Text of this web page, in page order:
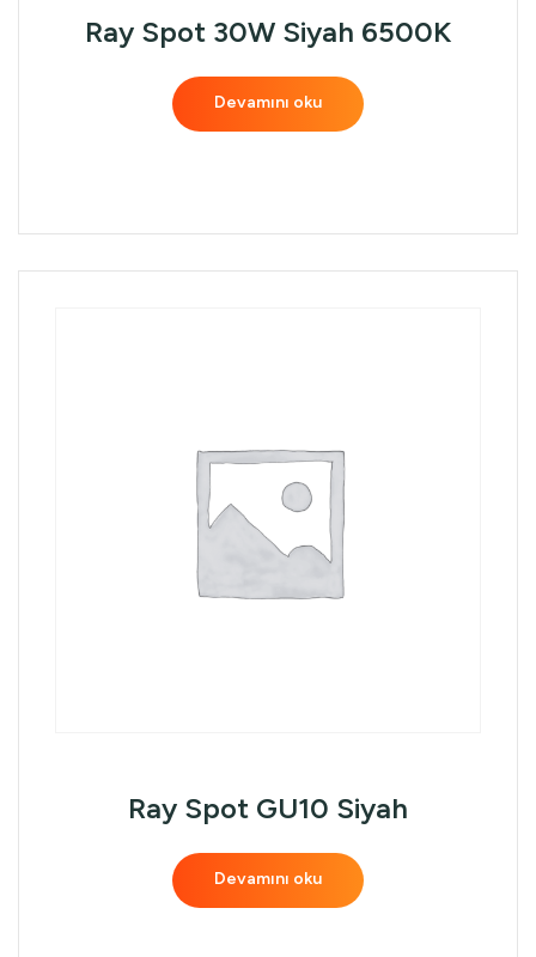
Ray Spot 30W Siyah 6500K
Devamını oku
Ray Spot GU10 Siyah
Devamını oku